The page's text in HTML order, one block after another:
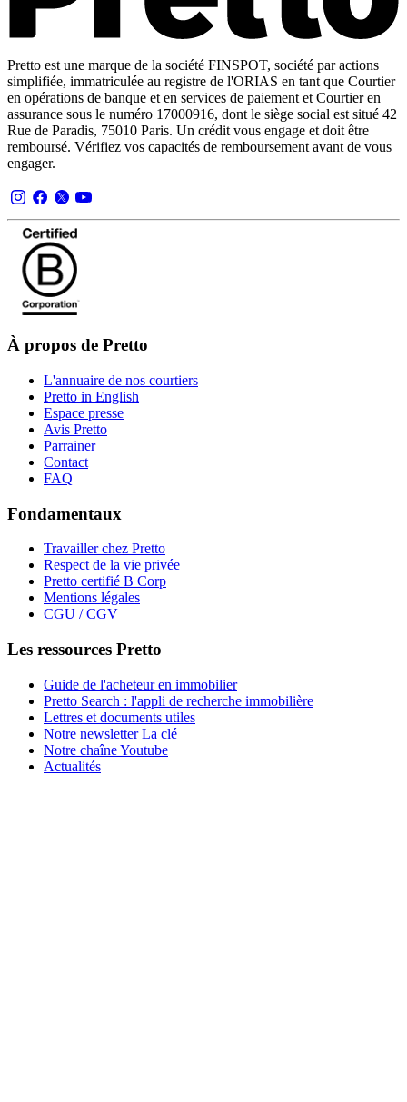
Pretto est une marque de la société FINSPOT, société par actions
simplifiée, immatriculée au registre de l'ORIAS en tant que Courtier
en opérations de banque et en services de paiement et Courtier en
assurance sous le numéro 17000916, dont le siège social est situé 42
Rue de Paradis, 75010 Paris. Un crédit vous engage et doit être
remboursé. Vérifiez vos capacités de remboursement avant de vous
engager.
À propos de Pretto
L'annuaire de nos courtiers
Pretto in English
Espace presse
Avis Pretto
Parrainer
Contact
FAQ
Fondamentaux
Travailler chez Pretto
Respect de la vie privée
Pretto certifié B Corp
Mentions légales
CGU / CGV
Les ressources Pretto
Guide de l'acheteur en immobilier
Pretto Search : l'appli de recherche immobilière
Lettres et documents utiles
Notre newsletter La clé
Notre chaîne Youtube
Actualités